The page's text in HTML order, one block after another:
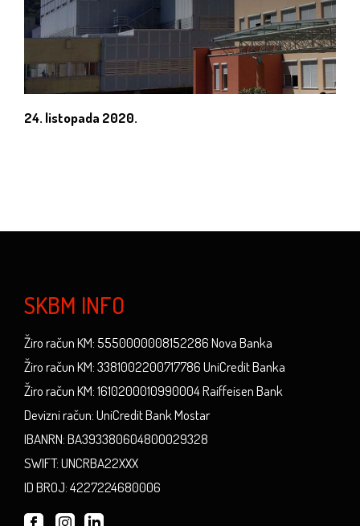
24. listopada 2020.
SKBM INFO
Žiro račun KM: 5550000008152286 Nova Banka
Žiro račun KM: 3381002200717786 UniCredit Banka
Žiro račun KM: 1610200010990004 Raiffeisen Bank
Devizni račun: UniCredit Bank Mostar
IBANRN: BA393380604800029328
SWIFT: UNCRBA22XXX
ID BROJ: 4227224680006